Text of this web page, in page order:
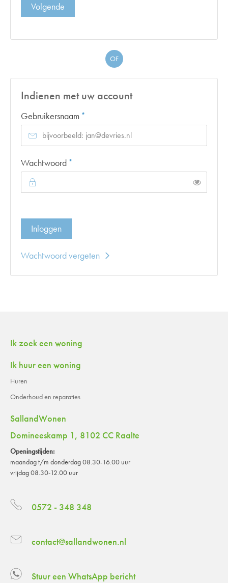
Volgende
OF
Indienen met uw account
Gebruikersnaam *
Wachtwoord *
Inloggen
Wachtwoord vergeten
Contactinformatie
Ik zoek een woning
Ik huur een woning
Huren
Onderhoud en reparaties
SallandWonen
Domineeskamp 1, 8102 CC Raalte
Openingstijden:
maandag t/m donderdag 08.30-16.00 uur
vrijdag 08.30-12.00 uur
0572 - 348 348
contact@sallandwonen.nl
Stuur een WhatsApp bericht